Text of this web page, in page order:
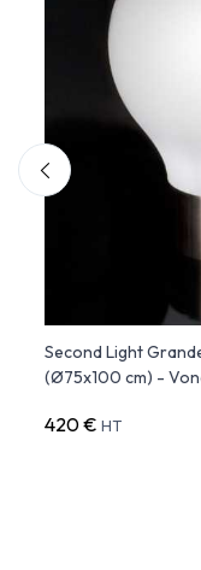
Second Light
(Ø75x100 cm) -
420 € HT